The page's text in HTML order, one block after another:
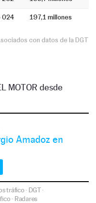
MOTOR desde
Amadoz en
tráfico · DGT·
· Radares